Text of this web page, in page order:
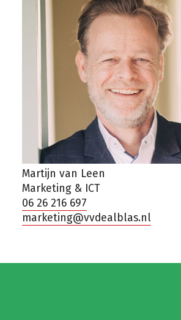
Martijn van Leen
Marketing & ICT
06 26 216 697
marketing@vvdealblas.nl